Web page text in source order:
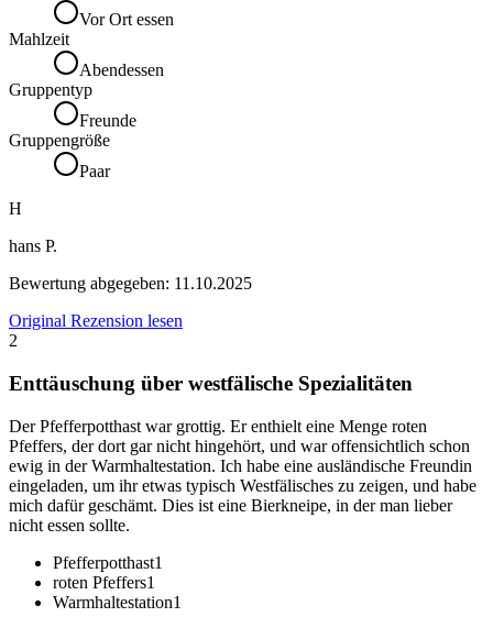
Vor Ort essen
Mahlzeit
Abendessen
Gruppentyp
Freunde
Gruppengröße
Paar
H
hans P.
Bewertung abgegeben: 11.10.2025
Original Rezension lesen
2
Enttäuschung über westfälische Spezialitäten
Der Pfefferpotthast war grottig. Er enthielt eine Menge roten
Pfeffers, der dort gar nicht hingehört, und war offensichtlich schon
ewig in der Warmhaltestation. Ich habe eine ausländische Freundin
eingeladen, um ihr etwas typisch Westfälisches zu zeigen, und habe
mich dafür geschämt. Dies ist eine Bierkneipe, in der man lieber
nicht essen sollte.
Pfefferpotthast1
roten Pfeffers1
Warmhaltestation1